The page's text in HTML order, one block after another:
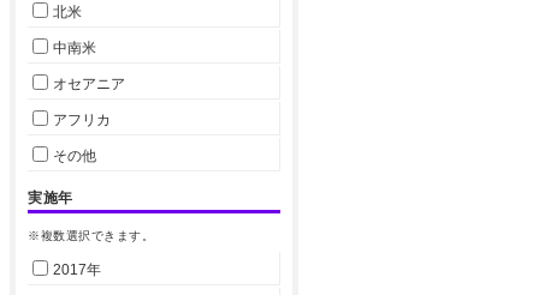
北米
中南米
オセアニア
アフリカ
その他
実施年
※複数選択できます。
2017年